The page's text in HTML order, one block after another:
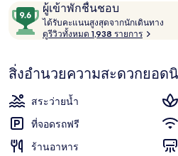
รีวิว ผู้เข้าพักชื่นชอบ
9.6
จาก
10,
เข้า
ชอบ
ได้รับคะแนนสูงสุดจากนักเดินทาง
ค
แ
น
น
สู
ง
ดูรีวิวทั้งหมด 1,938 รายการ
สิ่งอำนวยความสะดวกยอด
สระว่ายน้ำ
ที่จอดรถฟรี
ร้านอาหาร